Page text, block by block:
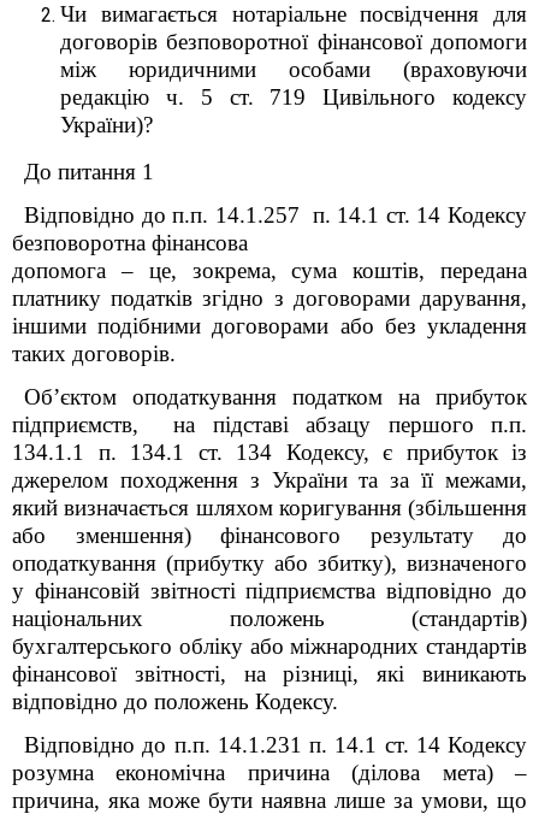
Чи вимагається нотаріальне посвідчення для
договорів безповоротної фінансової допомоги
між юридичними особами (враховуючи
редакцію ч. 5 ст. 719 Цивільного кодексу
України)?
До питання 1
Відповідно до п.п. 14.1.257 п. 14.1 ст. 14 Кодексу
безповоротна фінансова
допомога – це, зокрема, сума коштів, передана
платнику податків згідно з договорами дарування,
іншими подібними договорами або без укладення
таких договорів.
Об’єктом оподаткування податком на прибуток
підприємств, на підставі абзацу першого п.п.
134.1.1 п. 134.1 ст. 134 Кодексу, є прибуток із
джерелом походження з України та за її межами,
який визначається шляхом коригування (збільшення
або зменшення) фінансового результату до
оподаткування (прибутку або збитку), визначеного
у фінансовій звітності підприємства відповідно до
національних положень (стандартів)
бухгалтерського обліку або міжнародних стандартів
фінансової звітності, на різниці, які виникають
відповідно до положень Кодексу.
Відповідно до п.п. 14.1.231 п. 14.1 ст. 14 Кодексу
розумна економічна причина (ділова мета) –
причина, яка може бути наявна лише за умови, що